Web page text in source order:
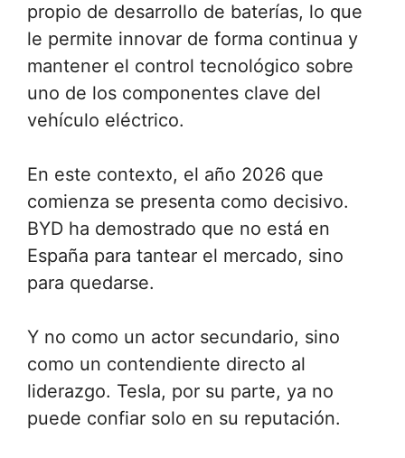
propio de desarrollo de baterías, lo que
le permite innovar de forma continua y
mantener el control tecnológico sobre
uno de los componentes clave del
vehículo eléctrico.
En este contexto, el año 2026 que
comienza se presenta como decisivo.
BYD ha demostrado que no está en
España para tantear el mercado, sino
para quedarse.
Y no como un actor secundario, sino
como un contendiente directo al
liderazgo. Tesla, por su parte, ya no
puede confiar solo en su reputación.